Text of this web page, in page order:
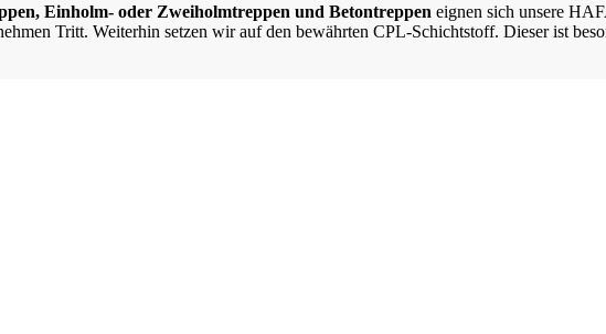
Einholm- oder Zweiholmtreppen und Betontreppen eignen sich unsere
Tritt. Weiterhin setzen wir auf den bewährten CPL-Schichtstoff. Dieser ist